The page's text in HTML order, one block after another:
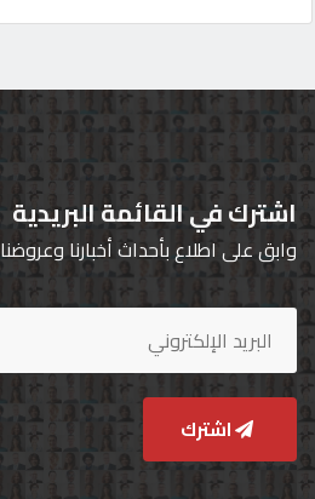
اشترك في القائمة البريدية
وابق على اطلاع بأحداث أخبارنا وعروضنا
اشترك